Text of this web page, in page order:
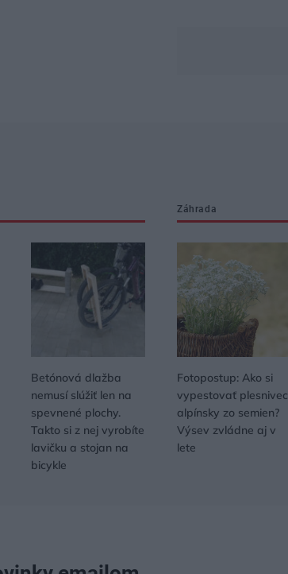
Betónová dlažba
nemusí slúžiť len na
spevnené plochy.
Takto si z nej vyrobíte
lavičku a stojan na
bicykle
Záhrada
Fotopostup: Ako si
vypestovať plesnivec
alpínsky zo semien?
Výsev zvládne aj v
lete